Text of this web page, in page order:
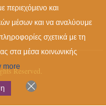
Reserved.
περιεχόμενο και
μέσων και να αναλύουμε
σχετικά με τη
στα μέσα κοινωνικής
more